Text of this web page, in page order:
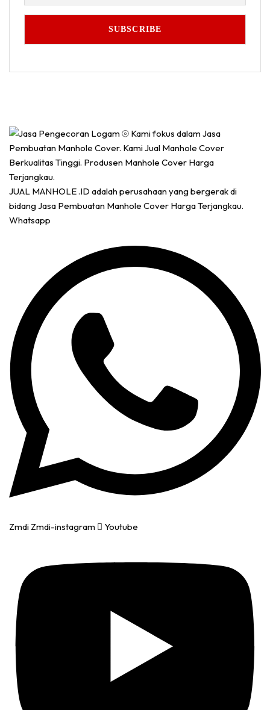
JUAL MANHOLE .ID adalah perusahaan yang bergerak di
bidang Jasa Pembuatan Manhole Cover Harga Terjangkau.
Whatsapp
Zmdi Zmdi-instagram Youtube